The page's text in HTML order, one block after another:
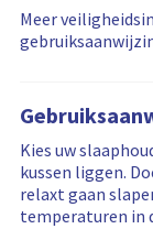
Meer
Kies uw
kussen liggen.
relaxt gaan
temperaturen in